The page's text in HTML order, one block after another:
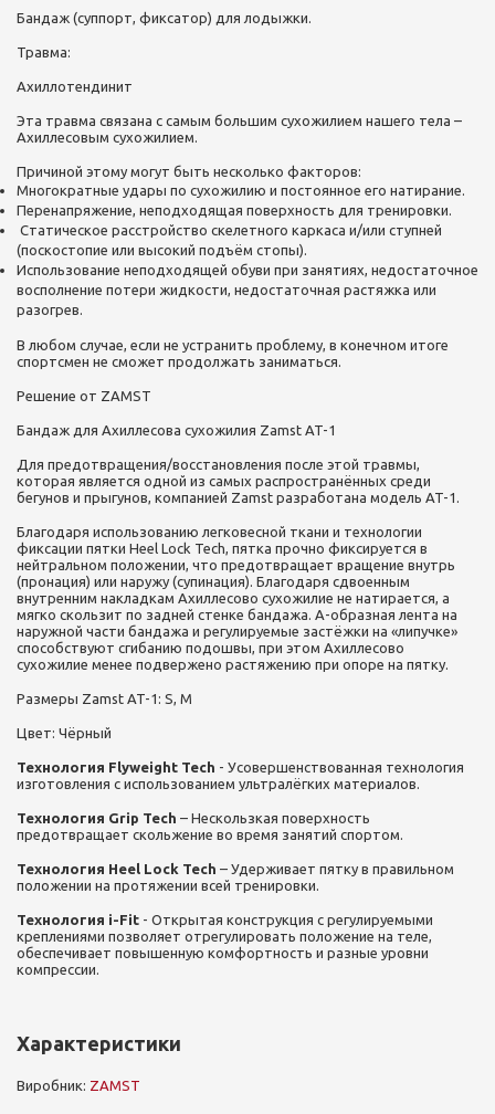
Бандаж (суппорт, фиксатор) для лодыжки.
Травма:
Ахиллотендинит
Эта травма связана с самым большим сухожилием нашего тела –
Ахиллесовым сухожилием.
Причиной этому могут быть несколько факторов:
Многократные удары по сухожилию и постоянное его натирание.
Перенапряжение, неподходящая поверхность для тренировки.
Статическое расстройство скелетного каркаса и/или ступней
(поскостопие или высокий подъём стопы).
Использование неподходящей обуви при занятиях, недостаточное
восполнение потери жидкости, недостаточная растяжка или
разогрев.
В любом случае, если не устранить проблему, в конечном итоге
спортсмен не сможет продолжать заниматься.
Решение от ZAMST
Бандаж для Ахиллесова сухожилия Zamst AT-1
Для предотвращения/восстановления после этой травмы,
которая является одной из самых распространённых среди
бегунов и прыгунов, компанией Zamst разработана модель AT-1.
Благодаря использованию легковесной ткани и технологии
фиксации пятки Heel Lock Tech, пятка прочно фиксируется в
нейтральном положении, что предотвращает вращение внутрь
(пронация) или наружу (супинация). Благодаря сдвоенным
внутренним накладкам Ахиллесово сухожилие не натирается, а
мягко скользит по задней стенке бандажа. А-образная лента на
наружной части бандажа и регулируемые застёжки на «липучке»
способствуют сгибанию подошвы, при этом Ахиллесово
сухожилие менее подвержено растяжению при опоре на пятку.
Размеры Zamst AT-1: S, M
Цвет: Чёрный
Технология Flyweight Tech - Усовершенствованная технология
изготовления с использованием ультралёгких материалов.
Технология Grip Tech – Нескользкая поверхность
предотвращает скольжение во время занятий спортом.
Технология Heel Lock Tech – Удерживает пятку в правильном
положении на протяжении всей тренировки.
Технология i-Fit - Открытая конструкция с регулируемыми
креплениями позволяет отрегулировать положение на теле,
обеспечивает повышенную комфортность и разные уровни
компрессии.
Характеристики
Виробник: ZAMST